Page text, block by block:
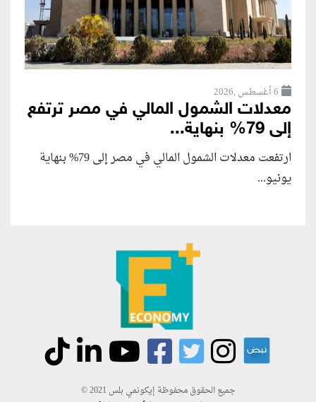
6 أغسطس ,2026
معدلات الشمول المالي في مصر ترتفع
إلى 79% بنهاية...
ارتفعت معدلات الشمول المالي في مصر إلى 79% بنهاية
يونيو...
جميع الحقوق محفوظة إيكونمي بلس 2021 ©